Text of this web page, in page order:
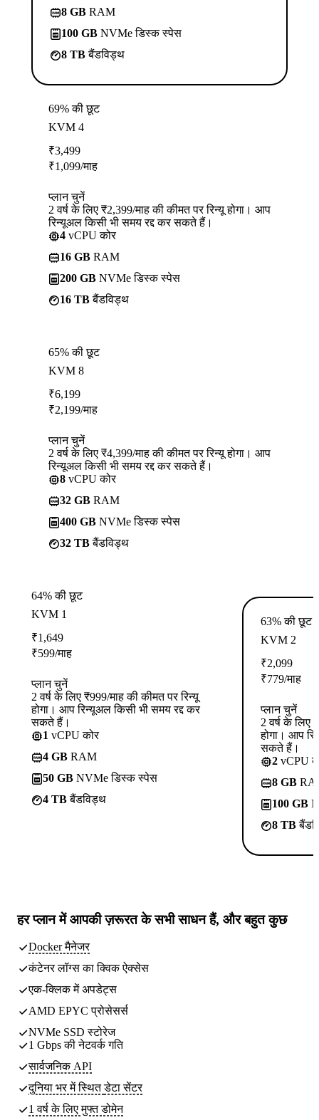
8 GB RAM
100 GB NVMe डिस्क स्पेस
8 TBबैंडविड्थ
69% की छूट
KVM 4
₹3,499
₹1,099/माह
प्लान चुनें
2 वर्ष के लिए ₹2,399/माह की कीमत पर रिन्यू होगा। आप
रिन्यूअल किसी भी समय रद्द कर सकते हैं।
4 vCPU कोर
16 GB RAM
200 GB NVMe डिस्क स्पेस
16 TBबैंडविड्थ
65% की छूट
KVM 8
₹6,199
₹2,199/माह
प्लान चुनें
2 वर्ष के लिए ₹4,399/माह की कीमत पर रिन्यू होगा। आप
रिन्यूअल किसी भी समय रद्द कर सकते हैं।
8 vCPU कोर
32 GB RAM
400 GB NVMe डिस्क स्पेस
32 TBबैंडविड्थ
64% की छूट
KVM 1
₹1,649
₹599/माह
प्लान चुनें
2 वर्ष के लिए ₹999/माह की कीमत पर रिन्यू
होगा। आप रिन्यूअल किसी भी समय रद्द कर
सकते हैं।
1 vCPU कोर
4 GB RAM
50 GB NVMe डिस्क स्पेस
4 TBबैंडविड्थ
63% की छूट
KVM 2
₹2,099
₹779/माह
प्लान चुनें
2 वर्ष के लिए
होगा। आप
सकते हैं।
2 vCPU
8 GB
100 GB
8 TB
हर प्लान मेंआपकी ज़रूरत के सभी साधनहैं, और बहुत कुछ
Docker मैनेजर
कंटेनर लॉग्स का क्विक ऐक्सेस
एक-क्लिक में अपडेट्स
AMD EPYC प्रोसेसर्स
NVMe SSD स्टोरेज
1 Gbps की नेटवर्क गति
सार्वजनिक API
दुनिया भर में स्थितडेटा सेंटर
1 वर्ष के लिए मुफ्त डोमेन